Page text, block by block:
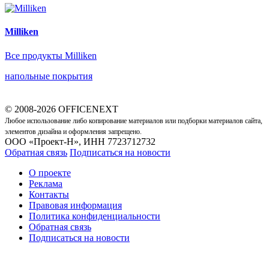
Milliken
Все продукты Milliken
напольные покрытия
© 2008-2026 OFFICENEXT
Любое использование либо копирование материалов или подборки материалов сайта,
элементов дизайна и оформления запрещено.
ООО «Проект-Н», ИНН 7723712732
Обратная связь Подписаться на новости
О проекте
Реклама
Контакты
Правовая информация
Политика конфиденциальности
Обратная связь
Подписаться на новости